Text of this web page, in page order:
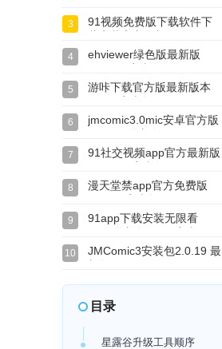
3
91视频免费版下载软件下
4
ehviewer绿色版最新版
5
游咔下载官方版最新版本
6
jmcomic3.0mic安卓官方版
7
91社交视频app官方最新版
8
漫天堂禁app官方免费版
9
91app下载安装无限看
10
JMComic3安装包2.0.19 最
目录
星露谷升级工具顺序